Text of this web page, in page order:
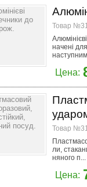
Товар
начені
Цена:
Товар
ли,
няного п...
Цена: